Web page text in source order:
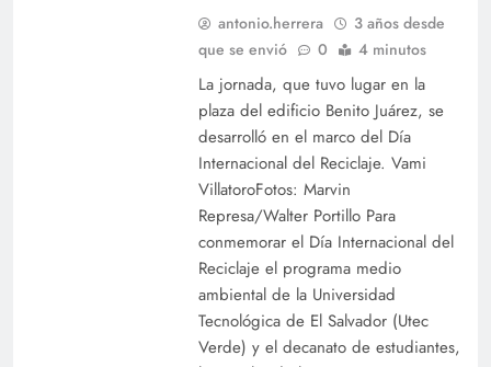
antonio.herrera
3 años desde
que se envió
0 4 minutos
La jornada, que tuvo lugar en la
plaza del edificio Benito Juárez, se
desarrolló en el marco del Día
Internacional del Reciclaje. Vami
VillatoroFotos: Marvin
Represa/Walter Portillo Para
conmemorar el Día Internacional del
Reciclaje el programa medio
ambiental de la Universidad
Tecnológica de El Salvador (Utec
Verde) y el decanato de estudiantes,